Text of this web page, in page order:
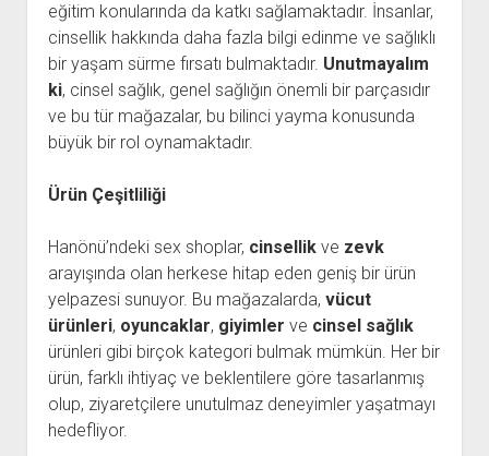
eğitim konularında da katkı sağlamaktadır. İnsanlar,
cinsellik hakkında daha fazla bilgi edinme ve sağlıklı
bir yaşam sürme fırsatı bulmaktadır. Unutmayalım
ki, cinsel sağlık, genel sağlığın önemli bir parçasıdır
ve bu tür mağazalar, bu bilinci yayma konusunda
büyük bir rol oynamaktadır.
Ürün Çeşitliliği
Hanönü’ndeki sex shoplar, cinsellikve zevk
arayışında olan herkese hitap eden geniş bir ürün
yelpazesi sunuyor. Bu mağazalarda, vücut
ürünleri, oyuncaklar, giyimler ve cinsel sağlık
ürünleri gibi birçok kategori bulmak mümkün. Her bir
ürün, farklı ihtiyaç ve beklentilere göre tasarlanmış
olup, ziyaretçilere unutulmaz deneyimler yaşatmayı
hedefliyor.